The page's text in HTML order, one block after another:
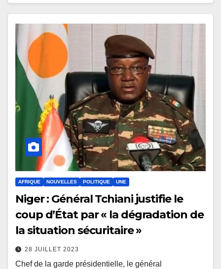
AFRIQUE NOUVELLES POLITIQUE UNE
Niger : Général Tchiani justifie le
coup d’État par « la dégradation de
la situation sécuritaire »
28 JUILLET 2023
Chef de la garde présidentielle, le général